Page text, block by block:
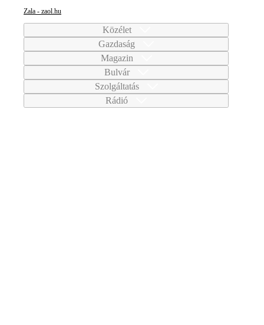
Zala - zaol.hu
Közélet
Gazdaság
Magazin
Bulvár
Szolgáltatás
Rádió